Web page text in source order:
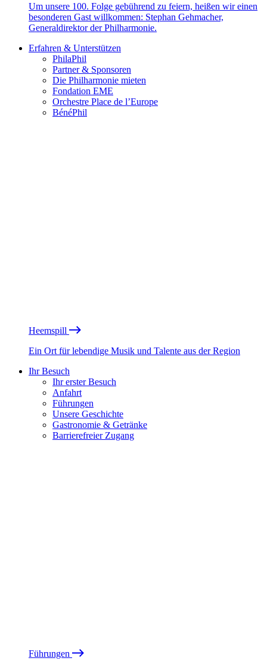
Um unsere 100. Folge gebührend zu feiern, heißen wir einen
besonderen Gast willkommen: Stephan Gehmacher,
Generaldirektor der Philharmonie.
Erfahren & Unterstützen
PhilaPhil
Partner & Sponsoren
Die Philharmonie mieten
Fondation EME
Orchestre Place de l’Europe
BénéPhil
Heemspill
Ein Ort für lebendige Musik und Talente aus der Region
Ihr Besuch
Ihr erster Besuch
Anfahrt
Führungen
Unsere Geschichte
Gastronomie & Getränke
Barrierefreier Zugang
Führungen